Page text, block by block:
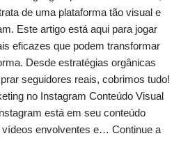
de uma plataforma tão visual e
Este artigo está aqui para jogar
eficazes que podem transformar
Desde estratégias orgânicas
seguidores reais, cobrimos tudo!
no Instagram Conteúdo Visual
está em seu conteúdo
vídeos envolventes e… Continue a